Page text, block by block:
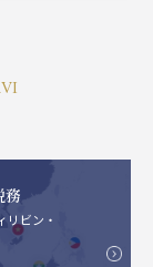
務
リビン・